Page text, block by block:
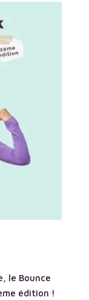
le Bounce
édition !